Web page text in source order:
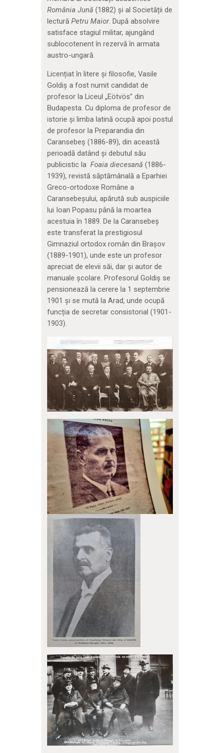
România Jună (1882) și al Societății de
lectură Petru Maior. După absolvire
satisface stagiul militar, ajungând
sublocotenent în rezervă în armata
austro-ungară.
Licențiat în litere și filosofie, Vasile
Goldiș a fost numit candidat de
profesor la Liceul „Eötvös” din
Budapesta. Cu diploma de profesor de
istorie și limba latină ocupă apoi postul
de profesor la Preparandia din
Caransebeș (1886-89), din această
perioadă datând și debutul său
publicistic la Foaia diecesană (1886-
1939), revistă săptămânală a Eparhiei
Greco-ortodoxe Române a
Caransebeșului, apărută sub auspiciile
lui Ioan Popasu până la moartea
acestuia în 1889. De la Caransebeș
este transferat la prestigiosul
Gimnaziul ortodox român din Brașov
(1889-1901), unde este un profesor
apreciat de elevii săi, dar și autor de
manuale școlare. Profesorul Goldiș se
pensionează la cerere la 1 septembrie
1901 și se mută la Arad, unde ocupă
funcția de secretar consistorial (1901-
1903).